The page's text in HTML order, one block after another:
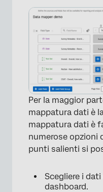
Per la maggior
mappatura dati è
mappatura dati è
numerose opzioni
punti salienti si
Scegliere i
dashboard.